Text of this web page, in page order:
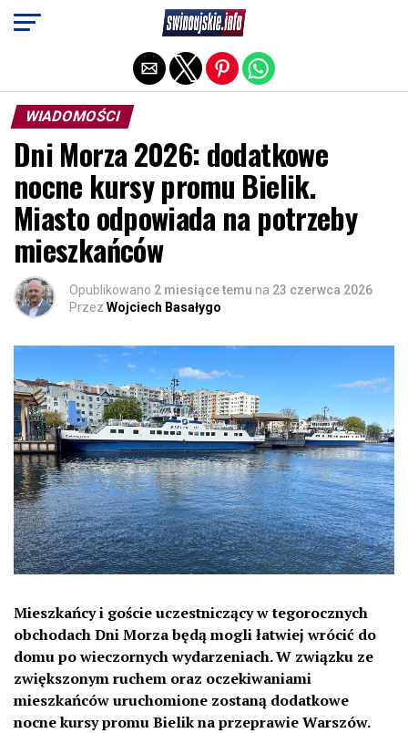
WIADOMOŚCI
Dni Morza 2026: dodatkowe
nocne kursy promu Bielik.
Miasto odpowiada na potrzeby
mieszkańców
Opublikowano 2 miesiące temu na 23 czerwca 2026
Przez Wojciech Basałygo
Mieszkańcy i goście uczestniczący w tegorocznych
obchodach Dni Morza będą mogli łatwiej wrócić do
domu po wieczornych wydarzeniach. W związku ze
zwiększonym ruchem oraz oczekiwaniami
mieszkańców uruchomione zostaną dodatkowe
nocne kursy promu Bielik na przeprawie Warszów.
Exit mobile version